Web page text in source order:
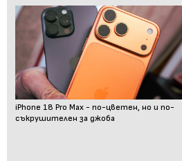
iPhone 18 Pro Max - по-цветен, но и по-
съкрушителен за джоба